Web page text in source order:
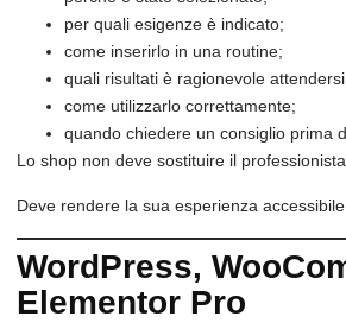
per quali esigenze è indicato;
come inserirlo in una routine;
quali risultati è ragionevole
come utilizzarlo correttamente;
quando chiedere un consiglio prima
Lo shop non deve sostituire il
Deve rendere la sua esperienza
WordPress,
Elementor Pro